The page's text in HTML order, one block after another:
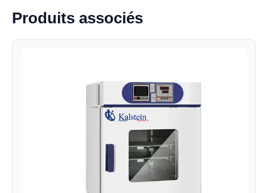
Produits associés